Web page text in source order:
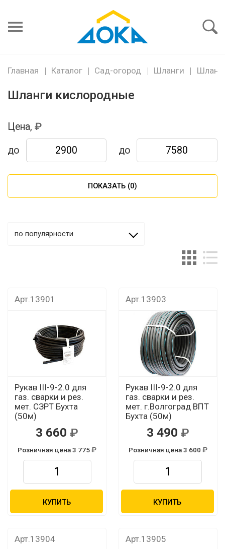
пароль
Главная Каталог Сад-огород Шланги
Шланги кислородные
Цена,
до до
ПОКАЗАТЬ (0)
по популярности
Арт.13901
Рукав III-9-2.0 для
газ. сварки и рез.
мет. СЗРТ Бухта
(50м)
3 660
Розничная цена 3 775
КУПИТЬ
Арт.13903
Рукав III-9-2.0 для
газ. сварки и рез.
мет. г.Волгоград ВПТ
Бухта (50м)
3 490
Розничная цена 3 600
КУПИТЬ
Арт.13904 Арт.13905